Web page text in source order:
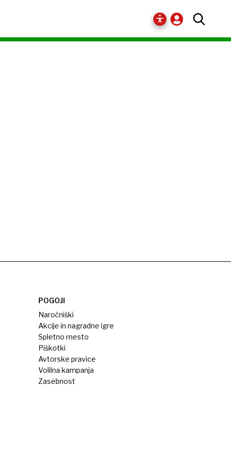
POGOJI
Naročniški
Akcije in nagradne igre
Spletno mesto
Piškotki
Avtorske pravice
Volilna kampanja
Zasebnost